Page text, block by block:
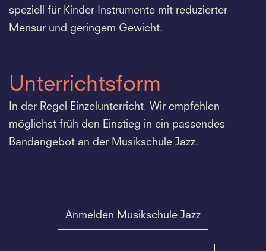
speziell für Kinder Instrumente mit reduzierter
Mensur und geringem Gewicht.
Unterrichtsform
In der Regel Einzelunterricht. Wir empfehlen
möglichst früh den Einstieg in ein passendes
Bandangebot an der Musikschule Jazz.
Anmelden Musikschule Jazz